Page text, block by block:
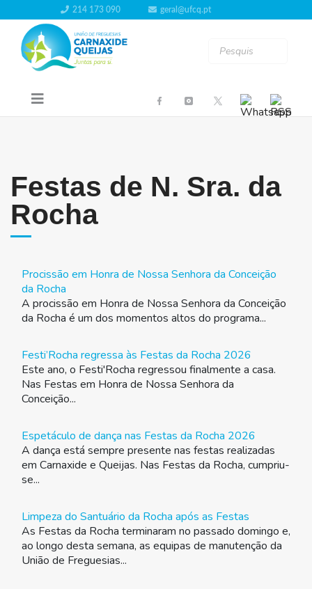
214 173 090 geral@ufcq.pt
Festas de N. Sra. da
Rocha
Procissão em Honra de Nossa Senhora da Conceição
da Rocha
A procissão em Honra de Nossa Senhora da Conceição
da Rocha é um dos momentos altos do programa...
Festi’Rocha regressa às Festas da Rocha 2026
Este ano, o Festi'Rocha regressou finalmente a casa.
Nas Festas em Honra de Nossa Senhora da
Conceição...
Espetáculo de dança nas Festas da Rocha 2026
A dança está sempre presente nas festas realizadas
em Carnaxide e Queijas. Nas Festas da Rocha, cumpriu-
se...
Limpeza do Santuário da Rocha após as Festas
As Festas da Rocha terminaram no passado domingo e,
ao longo desta semana, as equipas de manutenção da
União de Freguesias...